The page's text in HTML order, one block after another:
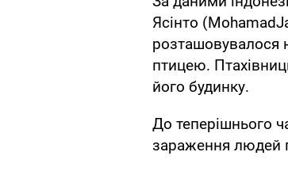
Ясінто
розташовувалося
птицею.
його будинку.
До теперішнього
зараження людей